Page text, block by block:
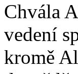
Chvála
vedení
kromě